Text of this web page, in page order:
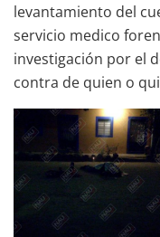
levantamiento del
servicio medico
investigación por el
contra de quien o